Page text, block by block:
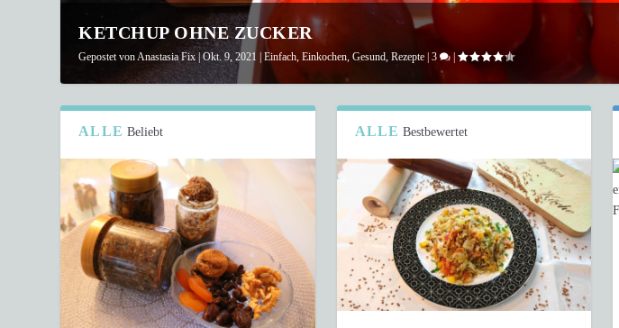
KETCHUP OHNE ZUCKER
Gepostet von Anastasia Fix|Okt. 9, 2021 |Einfach ,Einkochen ,Gesund ,Rezepte |3 |
ALLE Beliebt ALLE Bestbewertet